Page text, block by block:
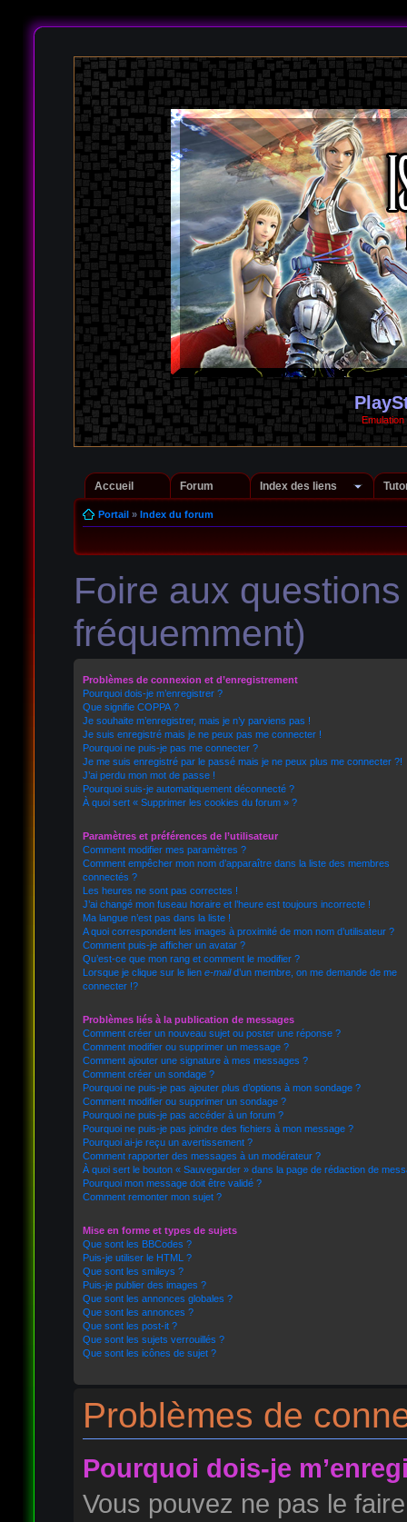
Accueil Forum Index des liens
Portail» Index du forum
Foire aux
fréquemment)
Problèmes de connexion et d’enregistrement
Pourquoi dois-je m’enregistrer ?
Que signifie COPPA ?
Je souhaite m’enregistrer, mais je n’y parviens pas !
Je suis enregistré mais je ne peux pas me connecter !
Pourquoi ne puis-je pas me connecter ?
Je me suis enregistré par le passé mais je ne peux plus me connecter ?!
J’ai perdu mon mot de passe !
Pourquoi suis-je automatiquement déconnecté ?
À quoi sert « Supprimer les cookies du forum » ?
Paramètres et préférences de l’utilisateur
Comment modifier mes paramètres ?
Comment empêcher mon nom d’apparaître dans la liste des membres
connectés ?
Les heures ne sont pas correctes !
J’ai changé mon fuseau horaire et l’heure est toujours incorrecte !
Ma langue n’est pas dans la liste !
A quoi correspondent les images à proximité de mon nom d’utilisateur ?
Comment puis-je afficher un avatar ?
Qu’est-ce que mon rang et comment le modifier ?
Lorsque je clique sur le lien e-maild’un membre, on me demande de me
connecter !?
Problèmes liés à la publication de messages
Comment créer un nouveau sujet ou poster une réponse ?
Comment modifier ou supprimer un message ?
Comment ajouter une signature à mes messages ?
Comment créer un sondage ?
Pourquoi ne puis-je pas ajouter plus d’options à mon sondage ?
Comment modifier ou supprimer un sondage ?
Pourquoi ne puis-je pas accéder à un forum ?
Pourquoi ne puis-je pas joindre des fichiers à mon message ?
Pourquoi ai-je reçu un avertissement ?
Comment rapporter des messages à un modérateur ?
À quoi sert le bouton « Sauvegarder » dans la page de rédaction de
Pourquoi mon message doit être validé ?
Comment remonter mon sujet ?
Mise en forme et types de sujets
Que sont les BBCodes ?
Puis-je utiliser le HTML ?
Que sont les smileys ?
Puis-je publier des images ?
Que sont les annonces globales ?
Que sont les annonces ?
Que sont les post-it ?
Que sont les sujets verrouillés ?
Que sont les icônes de sujet ?
Problèmes de
Pourquoi dois-je
Vous pouvez ne pas le